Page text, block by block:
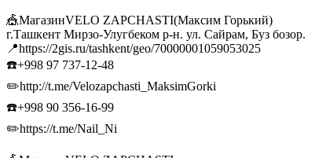
🎪МагазинVELO ZAPCHASTI(Максим Горький)
г.Ташкент Мирзо-Улугбеком р-н. ул. Сайрам, Буз бозор.
📍https://2gis.ru/tashkent/geo/70000001059053025
☎️+998 97 737-12-48
✏️http://t.me/Velozapchasti_MaksimGorki
☎️+998 90 356-16-99
✏️https://t.me/Nail_Ni